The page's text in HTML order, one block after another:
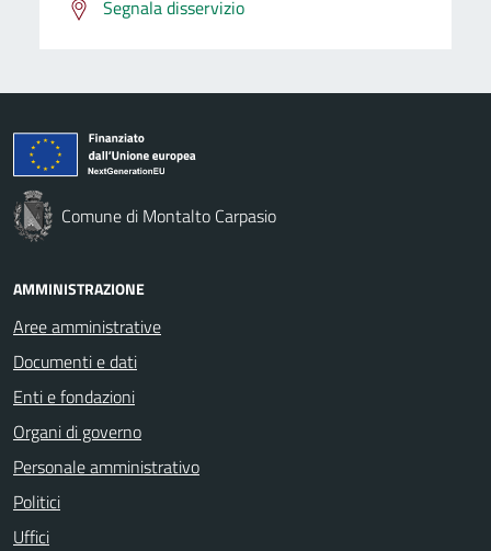
Segnala disservizio
Comune di Montalto Carpasio
AMMINISTRAZIONE
Aree amministrative
Documenti e dati
Enti e fondazioni
Organi di governo
Personale amministrativo
Politici
Uffici